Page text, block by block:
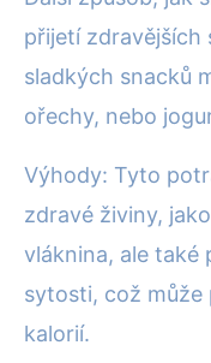
přijetí zdravějších
sladkých snacků
ořechy, nebo
Výhody: Tyto
zdravé živiny,
vláknina, ale také
sytosti, což může
kalorií.